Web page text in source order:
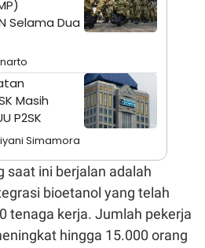
Selama Dua
Masih
P2SK
Simamora
saat ini berjalan adalah
bioetanol yang telah
tenaga kerja. Jumlah pekerja
hingga 15.000 orang